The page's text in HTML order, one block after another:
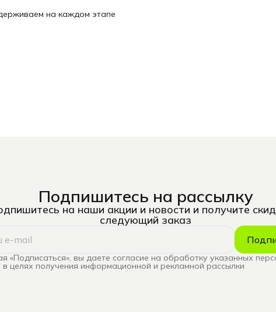
на каждом этапе
Подпишитесь на рассылку
на наши акции и новости и получите
следующий заказ
«Подписаться», вы даете согласие на обработку указанных
в целях получения информационной и рекламной рассылки